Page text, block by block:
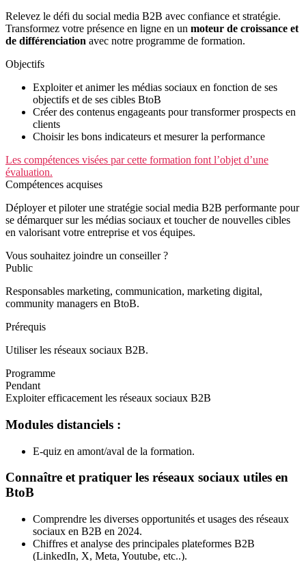
Relevez le défi du social media B2B avec confiance et stratégie.
Transformez votre présence en ligne en un moteur de croissance et
de différenciation avec notre programme de formation.
Objectifs
Exploiter et animer les médias sociaux en fonction de ses
objectifs et de ses cibles BtoB
Créer des contenus engageants pour transformer prospects en
clients
Choisir les bons indicateurs et mesurer la performance
Les compétences visées par cette formation font l’objet d’une
évaluation.
Compétences acquises
Déployer et piloter une stratégie social media B2B performante pour
se démarquer sur les médias sociaux et toucher de nouvelles cibles
en valorisant votre entreprise et vos équipes.
Vous souhaitez joindre un conseiller ?
Public
Responsables marketing, communication, marketing digital,
community managers en BtoB.
Prérequis
Utiliser les réseaux sociaux B2B.
Programme
Pendant
Exploiter efficacement les réseaux sociaux B2B
Modules distanciels :
E-quiz en amont/aval de la formation.
Connaître et pratiquer les réseaux sociaux utiles en
BtoB
Comprendre les diverses opportunités et usages des réseaux
sociaux en B2B en 2024.
Chiffres et analyse des principales plateformes B2B
(LinkedIn, X, Meta, Youtube, etc..).